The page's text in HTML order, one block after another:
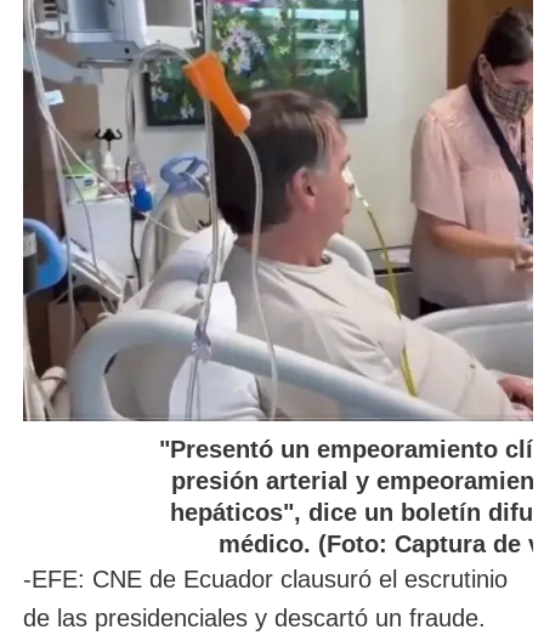
"Presentó un empeoramiento
presión arterial y
hepáticos", dice un boletín
médico. (Foto: Captura de
-EFE: CNE de Ecuador clausuró el escrutinio
de las presidenciales y descartó un fraude.